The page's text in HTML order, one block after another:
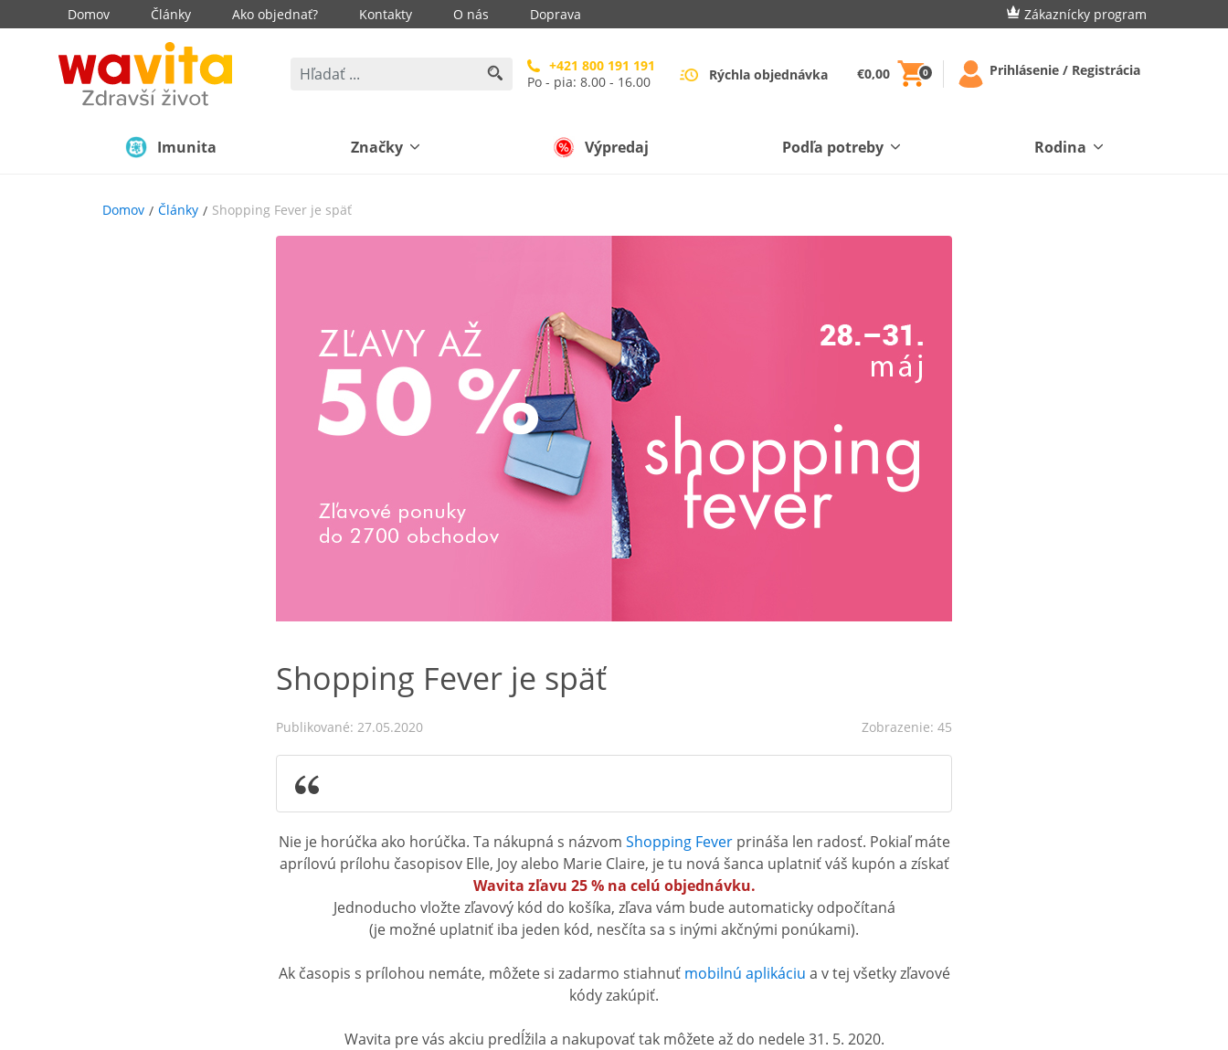
Domov Články Ako objednať? Kontakty O nás Doprava Zákaznícky program
+421 800 191 191
Po - pia: 8.00 - 16.00
Rýchla objednávka €0,00 0 Prihlásenie / Registrácia
Imunita Značky Výpredaj Podľa potreby Rodina
Domov Články Shopping Fever je späť
Shopping Fever je späť
Publikované: 27.05.2020 Zobrazenie: 45
Nie je horúčka ako horúčka. Ta nákupná s názvom Shopping Feverprináša len radosť. Pokiaľ máte
aprílovú prílohu časopisov Elle, Joy alebo Marie Claire, je tu nová šanca uplatniť váš kupón a získať
Wavita zľavu 25 % na celú objednávku.
Jednoducho vložte zľavový kód do košíka, zľava vám bude automaticky odpočítaná
(je možné uplatniť iba jeden kód, nesčíta sa s inými akčnými ponúkami).
Ak časopis s prílohou nemáte, môžete si zadarmo stiahnuť mobilnú aplikáciu a v tej všetky zľavové
kódy zakúpiť.
Wavita pre vás akciu predĺžila a nakupovať tak môžete až do nedele 31. 5. 2020.